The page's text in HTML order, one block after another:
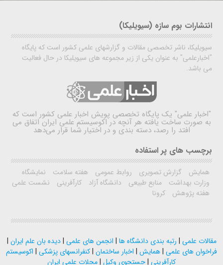
انتشارات بوم سازه (سیویلیکا)
سیویلیکا، ناشر تخصصی مقالات و گزارشهای علمی کشور است که پایگاه
"اخبارعلمی" به عنوان یکی از زیر مجموعه های سیویلیکا در حال فعالیت
می باشد.
"اخبار علمی" یک پایگاه تخصصی پویش اخبار علمی کشور است که
به صورت ساخت یافته هر آنچه در اکوسیستم علمی ایران اتفاق می
افتد را رصد، دسته بندی و در اختیار شما قرار می‌دهد
برچسب های پر استفاده
همایش گزارش تصویری روابط عمومی هفته سلامت
نمایشگاه
وزارت بهداشت
منابع طبیعی دانشگاه آزاد کارآفرینی
نشست علمی
هفته پژوهش
کرونا
مقالات علمی | رتبه بندی دانشگاه ها | انجمن های علمی |دیده بان علم ایران |
فراخوان های علمی |همایش | اخبار ساختمان |کنفرانسهای پزشکی | اکوسیستم
کارآفرینی |جستجوی وکیل |مجلات علمی ایران